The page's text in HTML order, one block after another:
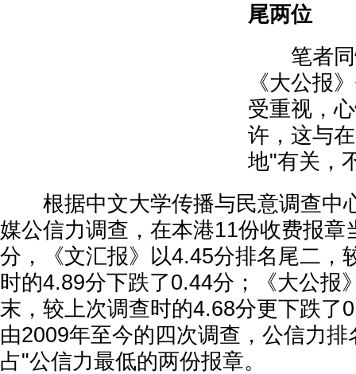
尾两位
笔者同
《大公报
受重视，
许，这与
地"有关，
根据中文大学传播与民意调查中
媒公信力调查，在本港11份收费报章
分，《文汇报》以4.45分排名尾二，
时的4.89分下跌了0.44分；《大公报
末，较上次调查时的4.68分更下跌了
由2009年至今的四次调查，公信力
占"公信力最低的两份报章。